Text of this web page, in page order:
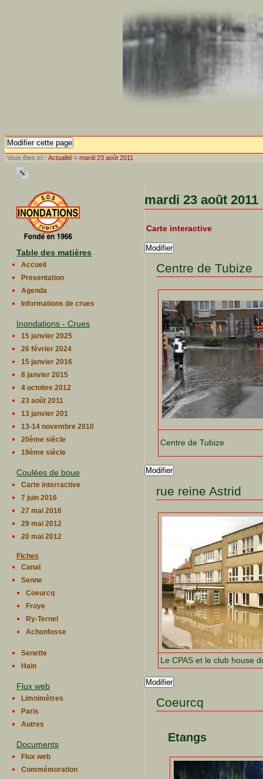
Modifier cette page
Vous êtes ici : Actualité » mardi 23 août 2011
Table des matières
Accueil
Presentation
Agenda
Informations de crues
Inondations - Crues
15 janvier 2025
26 février 2024
15 janvier 2016
8 janvier 2015
4 octobre 2012
23 août 2011
13 janvier 201
13-14 novembre 2010
20ème siècle
19ème siècle
Coulées de boue
Carte interractive
7 juin 2016
27 mai 2016
29 mai 2012
20 mai 2012
Fiches
Canal
Senne
Coeurcq
Froye
Ry-Ternel
Achonfosse
Senette
Hain
Flux web
Limnimètres
Paris
Autres
Documents
Flux web
Commémoration
mardi 23 août 2011
Carte interactive
Modifier
Centre de Tubize
Centre de Tubize
Modifier
rue reine Astrid
Le CPAS et le club house
Modifier
Coeurcq
Etangs